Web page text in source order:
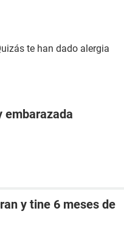
te han dado alergia
embarazada
y tine 6 meses de